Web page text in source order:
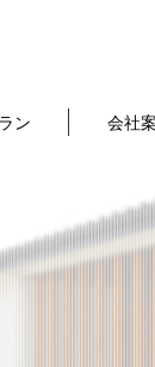
ン 会社